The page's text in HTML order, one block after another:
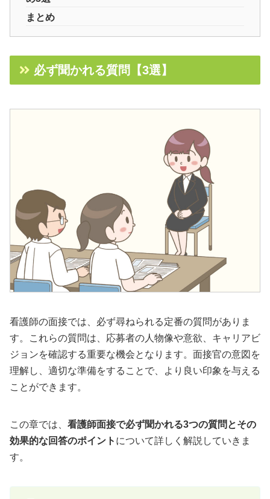
まとめ
必ず聞かれる質問【3選】
看護師の面接では、必ず尋ねられる定番の質問がありま
す。これらの質問は、応募者の人物像や意欲、キャリアビ
ジョンを確認する重要な機会となります。面接官の意図を
理解し、適切な準備をすることで、より良い印象を与える
ことができます。
この章では、 看護師面接で必ず聞かれる3つの質問とその
効果的な回答のポイント について詳しく解説していきま
す。